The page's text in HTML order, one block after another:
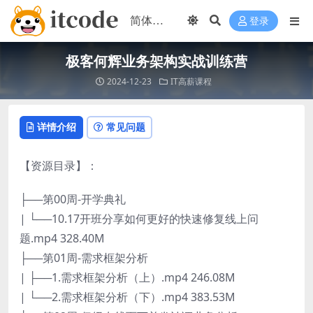
登录
极客何辉业务架构实战训练营
2024-12-23 IT高薪课程
详情介绍 常见问题
【资源目录】：
├──第00周-开学典礼
| └──10.17开班分享如何更好的快速修复线上问
题.mp4 328.40M
├──第01周-需求框架分析
| ├──1.需求框架分析（上）.mp4 246.08M
| └──2.需求框架分析（下）.mp4 383.53M